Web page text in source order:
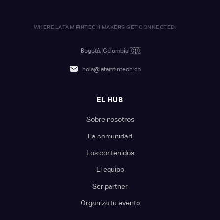
WHERE LATAM FINTECH MAKERS GET CONNECTED.
Bogotá, Colombia 🇨🇴
hola@latamfintech.co
EL HUB
Sobre nosotros
La comunidad
Los contenidos
El equipo
Ser partner
Organiza tu evento